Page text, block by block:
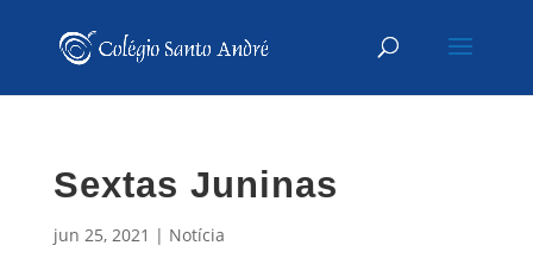
Sextas Juninas
jun 25, 2021 | Notícia